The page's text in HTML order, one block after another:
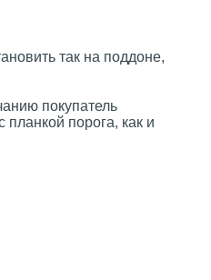
так на поддоне,
покупатель
порога, как и